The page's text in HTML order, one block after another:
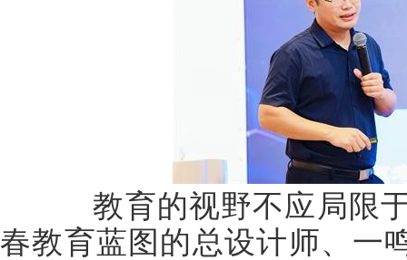
教育的视野不应局限于
春教育蓝图的总设计师、一